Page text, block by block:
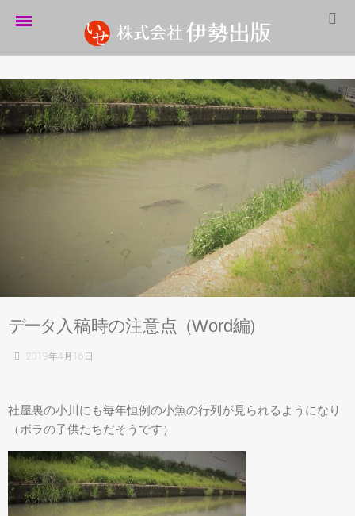
伊勢出版だより
営業案内
お問い合わせ
サイトマップ
データ 入稿時の注意点（Word編）
2019年4月16日
社屋裏の小川にも毎年恒例の小魚の行列が見られるようになり
（ボラの子供たちだそうです）